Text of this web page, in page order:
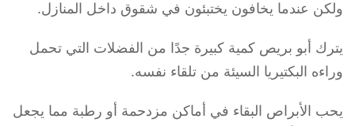
ولكن عندما يخافون يختبئون في شقوق داخل المنازل.
يترك أبو بريص كمية كبيرة جدًا من الفضلات التي تحمل
وراءه البكتيريا السيئة من تلقاء نفسه.
يحب الأبراص البقاء في أماكن مزدحمة أو رطبة مما يجعل